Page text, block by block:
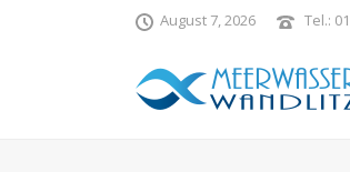
August 7, 2026 Tel.: